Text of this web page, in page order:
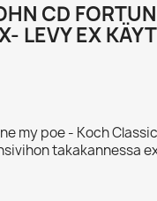
CD
LEVY EX
my poe - Koch
takakannessa